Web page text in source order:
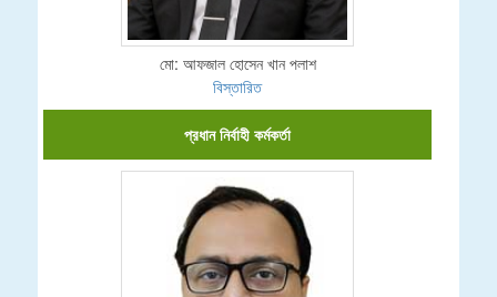
মো: আফজাল হোসেন খান পলাশ
বিস্তারিত
প্রধান নির্বাহী কর্মকর্তা